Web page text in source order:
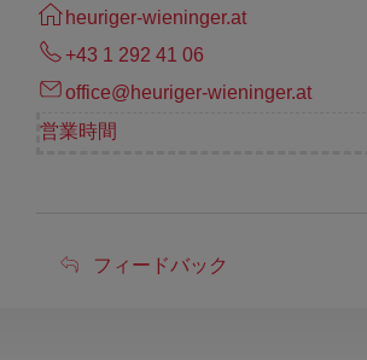
heuriger-wieninger.at
+43 1 292 41 06
office@heuriger-wieninger.at
営業時間
フ
フィードバック